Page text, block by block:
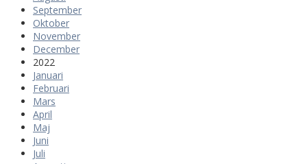
September
Oktober
November
December
2022
Januari
Februari
Mars
April
Maj
Juni
Juli